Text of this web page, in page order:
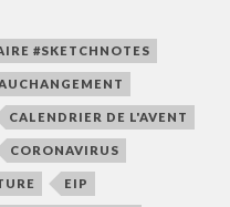
#SKETCHNOTES
CALENDRIER DE L'AVENT
CORONAVIRUS
EIP